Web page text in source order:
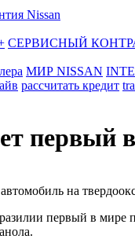
Nissan
СЕРВИСНЫЙ
МИР NISSAN
рассчитать кредит
первый
первый в мире